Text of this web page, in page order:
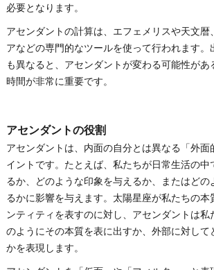
必要となります。
アセンダントの計算は、エフェメリスや天文暦
アなどの専門的なツールを使って行われます
も異なると、アセンダントが変わる可能性があ
時間が非常に重要です。
アセンダントの役割
アセンダントは、内面の自分とは異なる「外面
イントです。たとえば、私たちが日常生活の
るか、どのような印象を与えるか、またはどの
るかに影響を与えます。太陽星座が私たちの
ンティティを表すのに対し、アセンダントは
のようにその本質を表に出すか、外部に対して
かを表現します。